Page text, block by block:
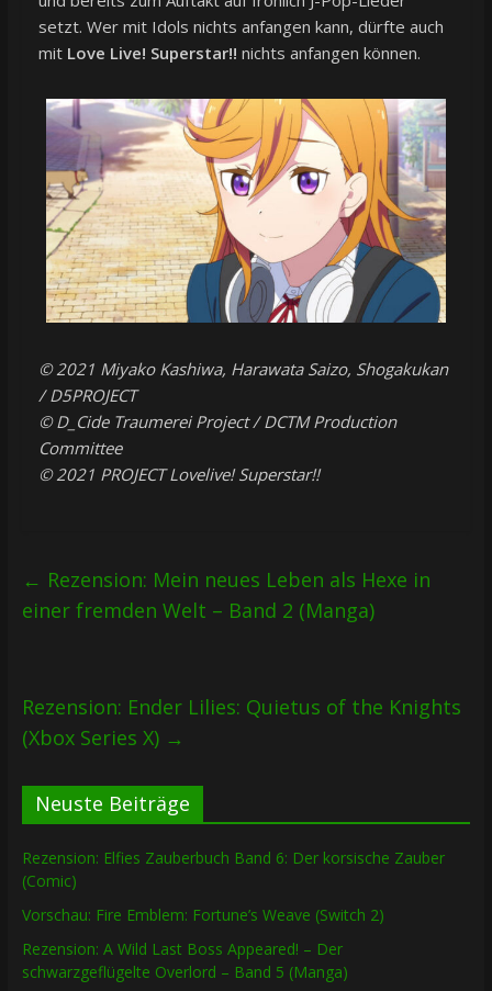
setzt. Wer mit Idols nichts anfangen kann, dürfte auch
mit Love Live! Superstar!! nichts anfangen können.
© 2021 Miyako Kashiwa, Harawata Saizo, Shogakukan
/ D5PROJECT
© D_Cide Traumerei Project / DCTM Production
Committee
© 2021 PROJECT Lovelive! Superstar!!
← Rezension: Mein neues Leben als Hexe in
einer fremden Welt – Band 2 (Manga)
Rezension: Ender Lilies: Quietus of the Knights
(Xbox Series X) →
Neuste Beiträge
Rezension: Elfies Zauberbuch Band 6: Der korsische Zauber
(Comic)
Vorschau: Fire Emblem: Fortune’s Weave (Switch 2)
Rezension: A Wild Last Boss Appeared! – Der
schwarzgeflügelte Overlord – Band 5 (Manga)